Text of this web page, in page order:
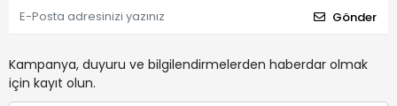
Gönder
Kampanya, duyuru ve bilgilendirmelerden haberdar olmak
için kayıt olun.